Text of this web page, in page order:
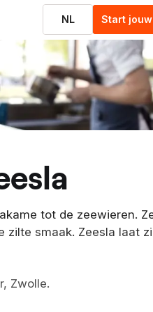
NL Start
tot de zeewieren.
zilte smaak. Zeesla laat
Zwolle.